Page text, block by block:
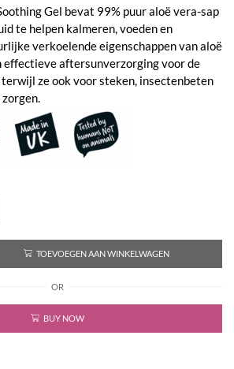
Gel bevat 99% puur aloë vera-sap
te helpen kalmeren, voeden en
verkoelende eigenschappen van aloë
effectieve aftersunverzorging voor de
terwijl ze ook voor steken, insectenbeten
TOEVOEGEN AAN WINKELWAGEN
OR
BUY NOW